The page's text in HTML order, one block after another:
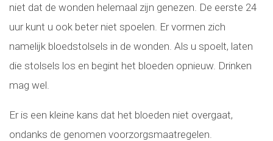
niet dat de wonden helemaal zijn genezen. De eerste 24
uur kunt u ook beter niet spoelen. Er vormen zich
namelijk bloedstolsels in de wonden. Als u spoelt, laten
die stolsels los en begint het bloeden opnieuw. Drinken
mag wel.
Er is een kleine kans dat het bloeden niet overgaat,
ondanks de genomen voorzorgsmaatregelen.